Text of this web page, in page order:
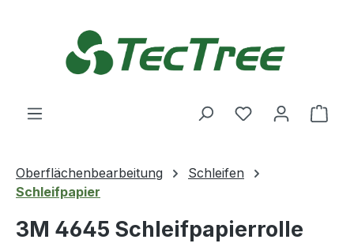
Du hast 0
Oberflächenbearbeitung
Schleifen
Schleifpapier
3M 4645 Schleifpapierrolle